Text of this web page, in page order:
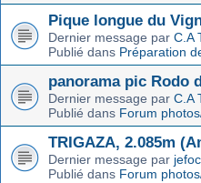
Pique longue du
Dernier message par C.A
Publié dans Préparation
panorama pic Rodo
Dernier message par C.A
Publié dans Forum
TRIGAZA, 2.085m
Dernier message par
Publié dans Forum